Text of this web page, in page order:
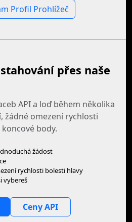
Profil Prohlížeč
přes naše
API a loď během několika
žádné omezení rychlosti
body.
žádost
rychlosti bolesti hlavy
vybereš
Ceny API